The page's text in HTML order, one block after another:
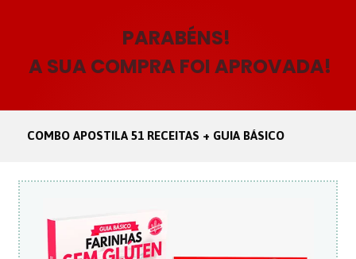
PARABÉNS!
A SUA COMPRA FOI APROVADA!
COMBO APOSTILA 51 RECEITAS + GUIA BÁSICO